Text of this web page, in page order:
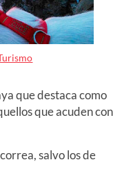
que destaca como
que acuden con
salvo los de